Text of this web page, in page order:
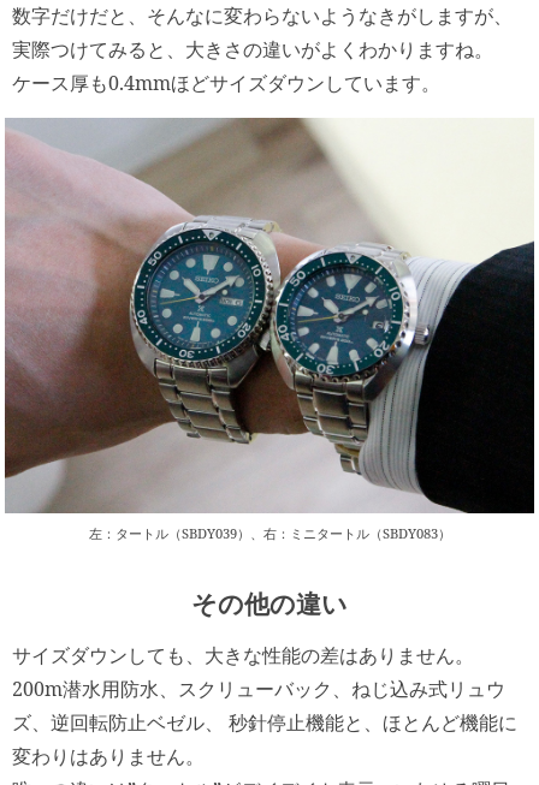
数字だけだと、そんなに変わらないようなきがしますが、
実際つけてみると、大きさの違いがよくわかりますね。
ケース厚も0.4mmほどサイズダウンしています。
左：タートル（SBDY039）、右：ミニタートル（SBDY083）
その他の違い
サイズダウンしても、大きな性能の差はありません。
200m潜水用防水、スクリューバック、ねじ込み式リュウ
ズ、逆回転防止ベゼル、 秒針停止機能と、ほとんど機能に
変わりはありません。